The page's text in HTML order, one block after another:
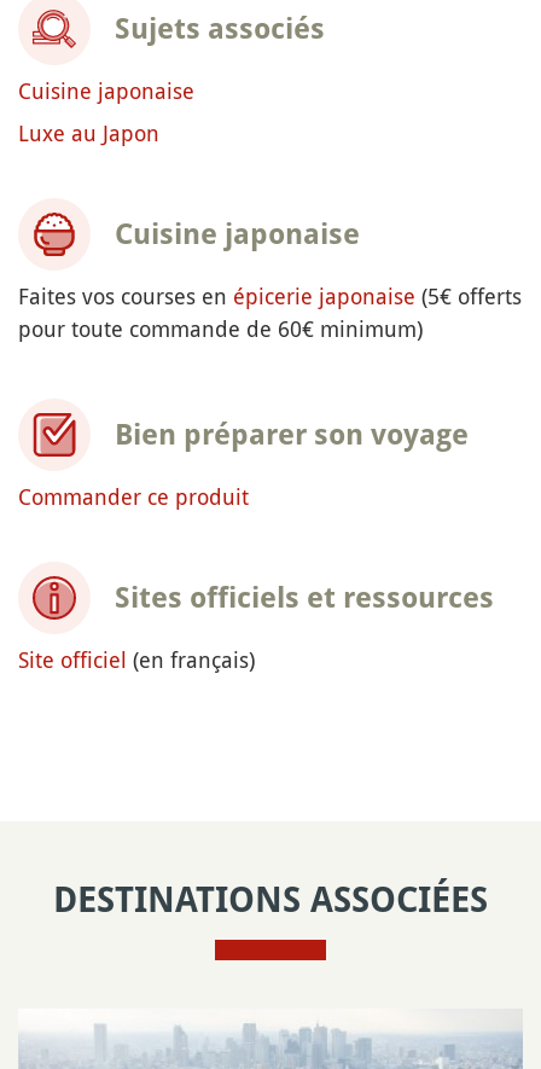
Sujets associés
Cuisine japonaise
Luxe au Japon
Cuisine japonaise
Faites vos courses en épicerie japonaise (5€ offerts
pour toute commande de 60€ minimum)
Bien préparer son voyage
Commander ce produit
Sites officiels et ressources
Site officiel (en français)
DESTINATIONS ASSOCIÉES